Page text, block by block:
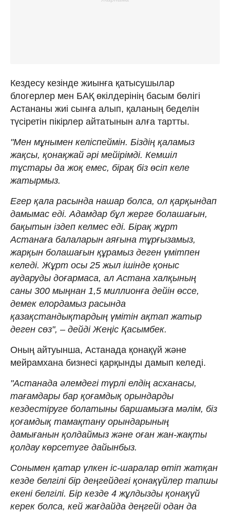
Кездесу кезінде жиынға қатысушылар
блогерлер мен БАҚ өкілдерінің басым бөлігі
Астананы жиі сынға алып, қаланың беделін
түсіретін пікірлер айтатынын алға тартты.
"Мен мұнымен келіспеймін. Біздің қаламыз
жақсы, қонақжай әрі мейірімді. Кемшіл
тұстары да жоқ емес, бірақ біз өсіп келе
жатырмыз.
Егер қала расында нашар болса, ол қарқындап
дамымас еді. Адамдар бұл жерге болашағын,
бақытын іздеп келмес еді. Бірақ жұрт
Астанаға балаларын аяғына тұрғызамыз,
жарқын болашағын құрамыз деген үмітпен
келеді. Жұрт осы 25 жыл ішінде қоныс
аударуды доғармаса, ал Астана халқының
саны 300 мыңнан 1,5 миллионға дейін өссе,
демек елордамыз расында
қазақстандықтардың үмітін ақтап жатыр
деген сөз", – дейді Жеңіс Қасымбек.
Оның айтуынша, Астанада қонақүй және
мейрамхана бизнесі қарқынды дамып келеді.
"Астанада әлемдегі түрлі елдің асханасы,
тағамдары бар қоғамдық орындарды
кездестіруге болатыны баршамызға мәлім, біз
қоғамдық тамақтану орындарының
дамығанын қолдаймыз және оған жан-жақты
қолдау көрсетуге дайынбыз.
Сонымен қатар үлкен іс-шаралар өтіп жатқан
кезде белгілі бір деңгейдегі қонақүйлер тапшы
екені белгілі. Бір кезде 4 жұлдызды қонақүй
керек болса, кей жағдайда деңгейі одан да